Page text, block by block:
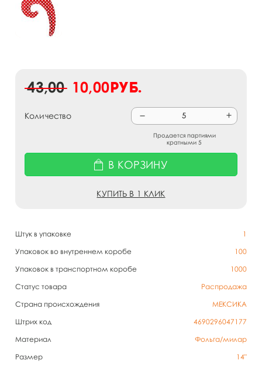
Штук в упаковке
1
Упаковок во внутреннем коробе
100
Упаковок в транспортном коробе
1000
Статус товара
Распродажа
Страна происхождения
МЕКСИКА
Штрих код
4690296047177
Материал
Фольга/милар
Размер
14"
43,00 10,00руб.
Количество
Продается партиями
кратными 5
В КОРЗИНУ
КУПИТЬ В 1 КЛИК